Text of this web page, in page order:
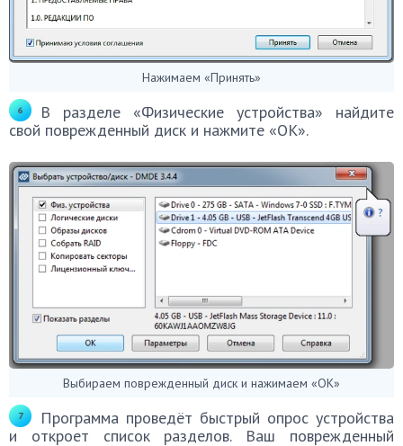
Нажимаем «Принять»
В разделе «Физические устройства» найдите
свой поврежденный диск и нажмите «ОК».
Выбираем поврежденный диск и нажимаем «ОК»
Программа проведёт быстрый опрос устройства
и откроет список разделов. Ваш поврежденный